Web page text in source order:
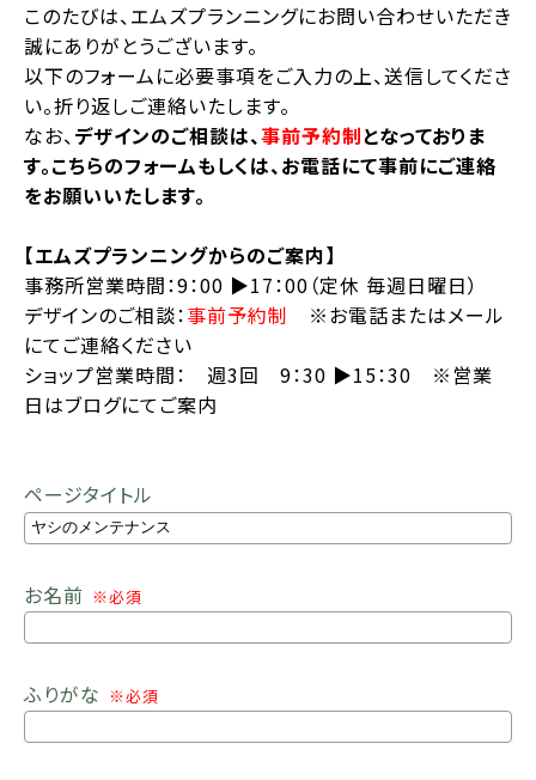
このたびは、エムズプランニングにお問い合わせいただき
誠にありがとうございます。
以下のフォームに必要事項をご入力の上、送信してくださ
い。折り返しご連絡いたします。
なお、デザインのご相談は、事前予約制となっておりま
す。こちらのフォームもしくは、お電話にて事前にご連絡
をお願いいたします。
【エムズプランニングからのご案内】
事務所営業時間：9：00 ▶︎17：00（定休 毎週日曜日）
デザインのご相談：事前予約制 ※お電話またはメール
にてご連絡ください
ショップ営業時間： 週3回 9：30 ▶︎15：30 ※営業
日はブログにてご案内
ページタイトル
お名前 ※必須
ふりがな ※必須